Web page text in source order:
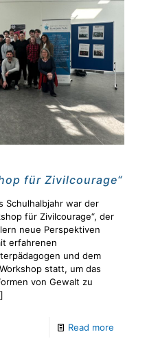
für Zivilcourage“
Schulhalbjahr war der
für Zivilcourage“, der
neue Perspektiven
erfahrenen
und dem
statt, um das
von Gewalt zu
Read more